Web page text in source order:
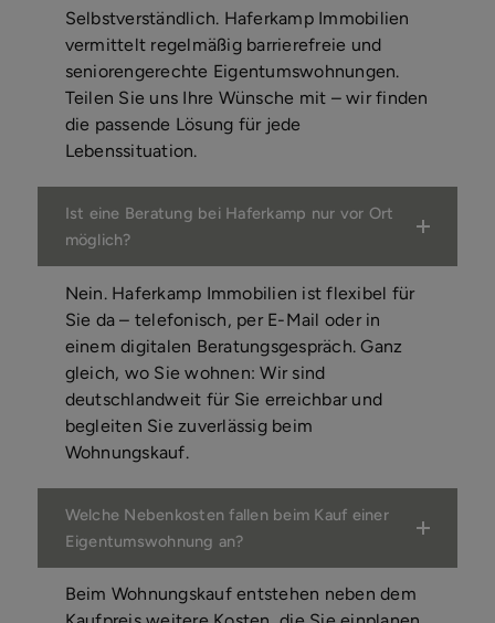
Selbstverständlich. Haferkamp Immobilien
vermittelt regelmäßig barrierefreie und
seniorengerechte Eigentumswohnungen.
Teilen Sie uns Ihre Wünsche mit – wir finden
die passende Lösung für jede
Lebenssituation.
Ist eine Beratung bei Haferkamp nur vor Ort
möglich?
Nein. Haferkamp Immobilien ist flexibel für
Sie da – telefonisch, per E-Mail oder in
einem digitalen Beratungsgespräch. Ganz
gleich, wo Sie wohnen: Wir sind
deutschlandweit für Sie erreichbar und
begleiten Sie zuverlässig beim
Wohnungskauf.
Welche Nebenkosten fallen beim Kauf einer
Eigentumswohnung an?
Beim Wohnungskauf entstehen neben dem